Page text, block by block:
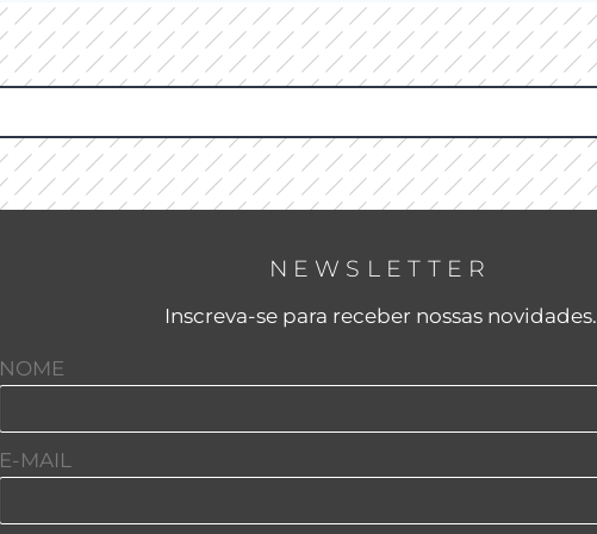
NEWSLETTER
Inscreva-se para receber nossas novidades.
NOME
E-MAIL